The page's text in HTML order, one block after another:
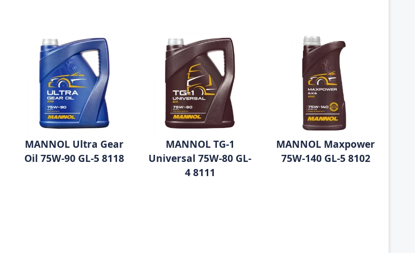
MANNOL Ultra Gear
Oil 75W-90 GL-5 8118
MANNOL TG-1
Universal 75W-80 GL-
4 8111
MANNOL Maxpower
75W-140 GL-5 8102